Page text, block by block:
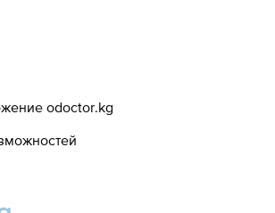
odoctor.kg